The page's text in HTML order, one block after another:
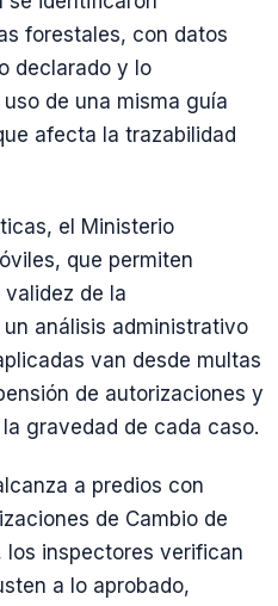
forestales, con datos
declarado y lo
de una misma guía
afecta la trazabilidad
el Ministerio
que permiten
de la
análisis administrativo
van desde multas
de autorizaciones y
gravedad de cada caso.
a predios con
de Cambio de
los inspectores verifican
a lo aprobado,